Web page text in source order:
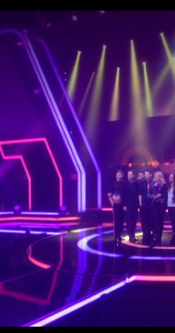
The Common Linnets
Home News Musik
The Common Linnets